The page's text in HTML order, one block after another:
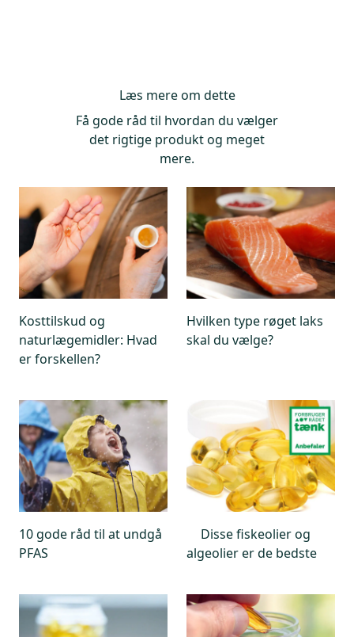
Læs mere om dette
Få gode råd til hvordan du vælger
det rigtige produkt og meget
mere.
Kosttilskud og
naturlægemidler: Hvad
er forskellen?
Hvilken type røget laks
skal du vælge?
10 gode råd til at undgå
PFAS
Disse fiskeolier og
algeolier er de bedste